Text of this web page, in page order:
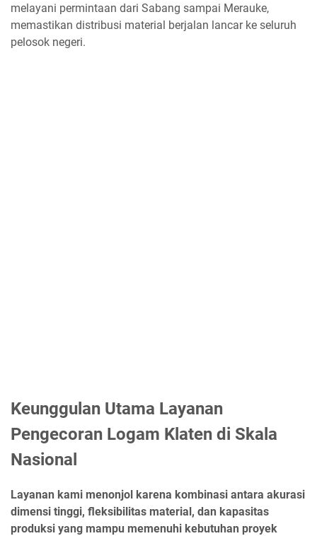
melayani permintaan dari Sabang sampai Merauke,
memastikan distribusi material berjalan lancar ke seluruh
pelosok negeri.
Keunggulan Utama Layanan
Pengecoran Logam Klaten di Skala
Nasional
Layanan kami menonjol karena kombinasi antara akurasi
dimensi tinggi, fleksibilitas material, dan kapasitas
produksi yang mampu memenuhi kebutuhan proyek